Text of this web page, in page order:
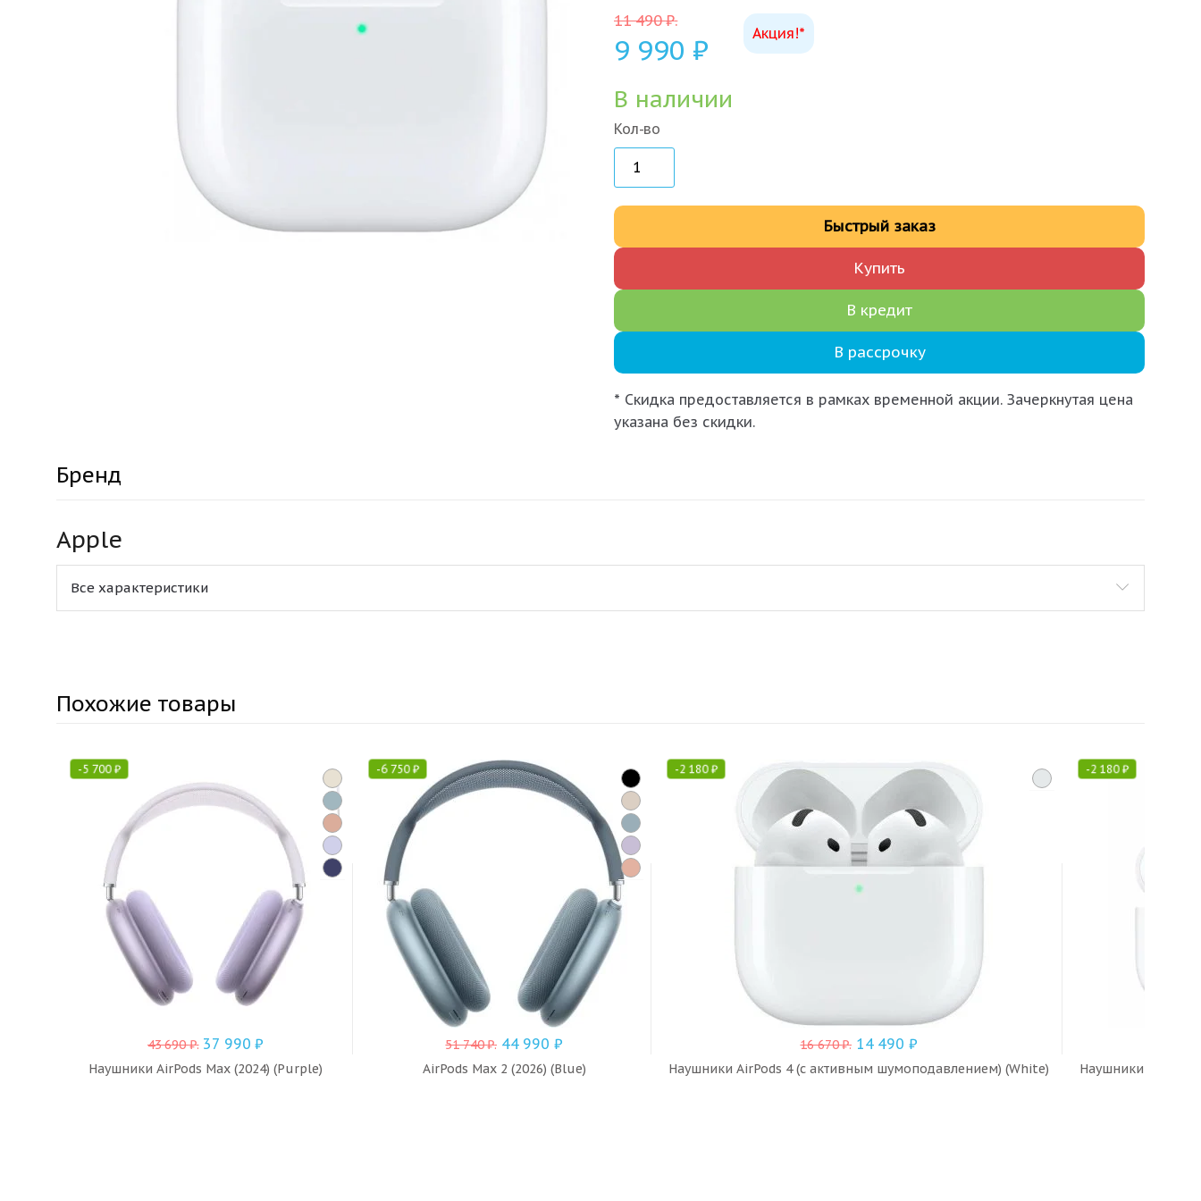
Акция!*
11 490₽.
9 990 ₽
В наличии
Кол-во
Купить
Быстрый заказ
В кредит
В рассрочку
* Скидка предоставляется в рамках временной акции. Зачеркнутая цена
указана без скидки.
Бренд
Apple
Все характеристики
Похожие товары
-5 700₽
43 690₽. 37 990₽
Наушники AirPods Max (2024) (Purple)
-6 750₽
51 740₽. 44 990 ₽
AirPods Max 2 (2026) (Blue)
-2 180₽
16 670₽. 14 490 ₽
Наушники AirPods 4 (с активным шумоподавлением) (White)
-2 180₽
Наушники AirPods